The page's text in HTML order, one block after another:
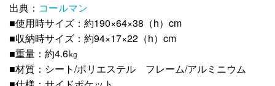
出典： コールマン
■使用時サイズ：約190×64×38（h）cm
■収納時サイズ：約94×17×22（h）cm
■重量：約4.6㎏
■材質：シート/ポリエステル フレーム/アルミニウム